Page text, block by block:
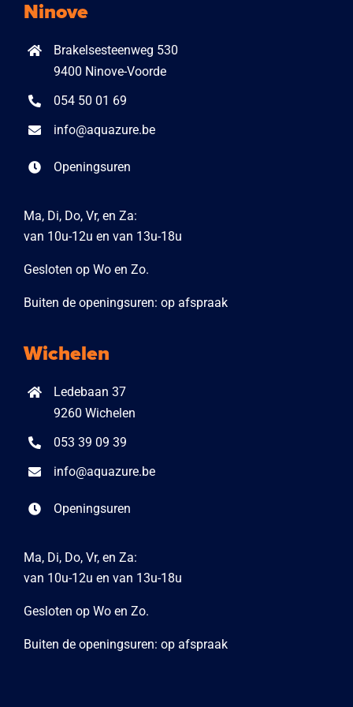
Ninove
Brakelsesteenweg 530
9400 Ninove-Voorde
054 50 01 69
info@aquazure.be
Openingsuren
Ma, Di, Do, Vr, en Za:
van 10u-12u en van 13u-18u
Gesloten op Wo en Zo.
Buiten de openingsuren: op afspraak
Wichelen
Ledebaan 37
9260 Wichelen
053 39 09 39
info@aquazure.be
Openingsuren
Ma, Di, Do, Vr, en Za:
van 10u-12u en van 13u-18u
Gesloten op Wo en Zo.
Buiten de openingsuren: op afspraak